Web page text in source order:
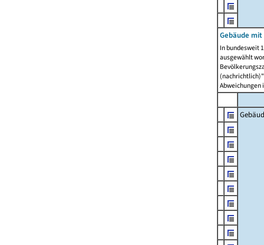
Gebäude
In bundesweit
ausgewählt
Abweichungen